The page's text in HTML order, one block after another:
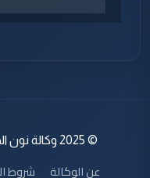
© 2025 وكالة نون الخبرية. جميع الحقوق محفوظة.
عن الوكالة شروط